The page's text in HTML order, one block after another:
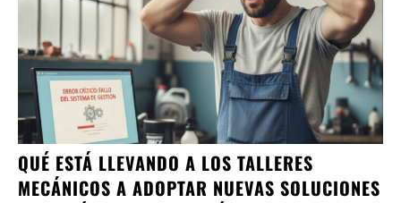
QUÉ ESTÁ LLEVANDO A LOS TALLERES
MECÁNICOS A ADOPTAR NUEVAS SOLUCIONES